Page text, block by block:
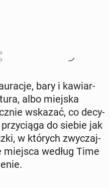
bary i ka­wiar­
albo miejska
wskazać, co de­cy­
do siebie jak
w których zwy­czaj­
według Time